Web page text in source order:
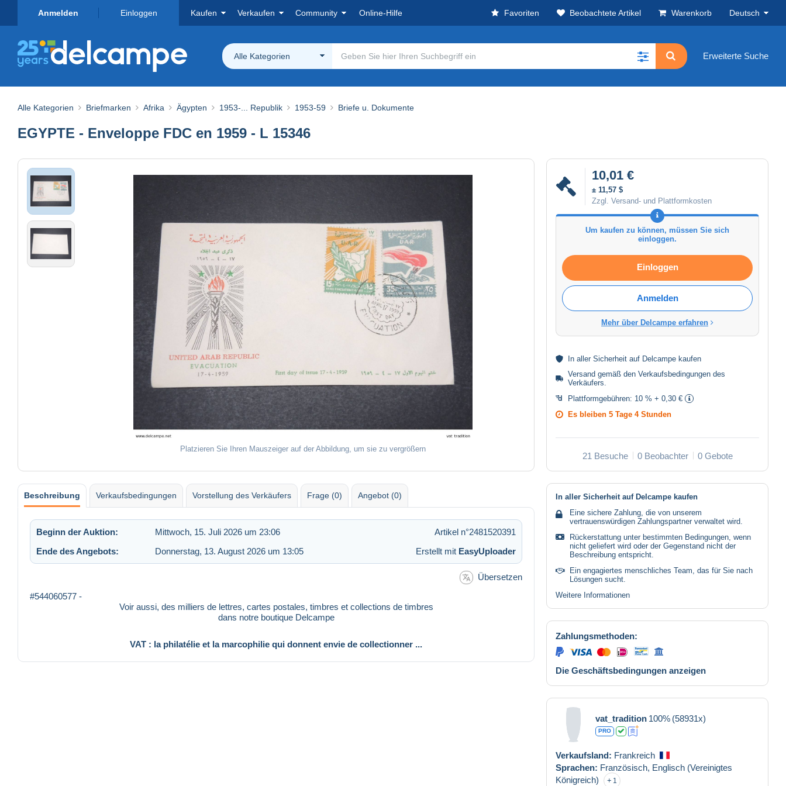
Anmelden Einloggen Kaufen Verkaufen Community Online-Hilfe Favoriten Beobachtete Artikel Warenkorb Deutsch
Alle Kategorien Erweiterte Suche
Alle Kategorien Briefmarken Afrika Ägypten 1953-... Republik 1953-59 Briefe u. Dokumente
EGYPTE - Enveloppe FDC en 1959 - L 15346
Platzieren Sie Ihren Mauszeiger auf der Abbildung, um sie zu vergrößern
10,01 €
± 11,57 $
Zzgl. Versand- und Plattformkosten
Um kaufen zu können, müssen Sie sich
einloggen.
Einloggen
Anmelden
Mehr über Delcampe erfahren
In aller Sicherheit auf Delcampe kaufen
Versand gemäß den Verkaufsbedingungen des
Verkäufers
Plattformgebühren: 10 % + 0,30 €
Es bleiben 5 Tage 4 Stunden
21 Besuche 0 Beobachter 0 Gebote
Beschreibung Verkaufsbedingungen Vorstellung des Verkäufers Frage (0) Angebot (0)
Beginn der Auktion: Mittwoch, 15. Juli 2026 um 23:06
Artikel n°2481520391
Ende des Angebots:
Donnerstag, 13. August 2026 um 13:05 Erstellt mit EasyUploader
Übersetzen
#544060577 -
Voir aussi, des milliers de lettres, cartes postales, timbres et collections de timbres
dans notre boutique Delcampe
VAT : la philatélie et la marcophilie qui donnent envie de collectionner ...
In aller Sicherheit auf Delcampe kaufen
Eine sichere Zahlung, die von unserem
vertrauenswürdigen Zahlungspartner verwaltet wird.
Rückerstattung unter bestimmten Bedingungen, wenn
nicht geliefert wird oder der Gegenstand nicht der
Beschreibung entspricht.
Ein engagiertes menschliches Team, das für Sie nach
Lösungen sucht.
Weitere Informationen
Zahlungsmethoden:
Die Geschäftsbedingungen anzeigen
vat_tradition 100% (58931x)
PRO
Verkaufsland: Frankreich
Sprachen: Französisch, Englisch (Vereinigtes
Königreich)
1